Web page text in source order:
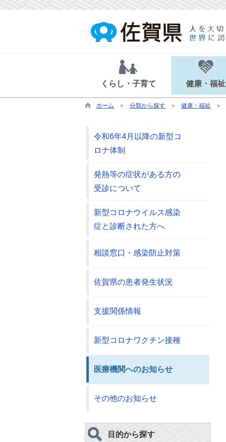
くらし・子育て 健康・福祉
ホーム 分類から探す 健康・福祉
令和6年4月以降の新型コ
ロナ体制
発熱等の症状がある方の
受診について
新型コロナウイルス感染
症と診断された方へ
相談窓口・感染防止対策
佐賀県の患者発生状況
支援関係情報
新型コロナワクチン接種
医療機関へのお知らせ
その他のお知らせ
目的から探す